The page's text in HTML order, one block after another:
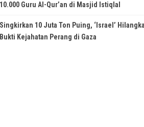
10.000 Guru Al-Qur’an di Masjid Istiqlal
Singkirkan 10 Juta Ton Puing, ‘Israel’
Bukti Kejahatan Perang di Gaza